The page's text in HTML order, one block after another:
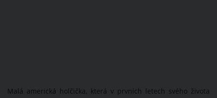
Malá americká holčička, která v prvních letech svého života